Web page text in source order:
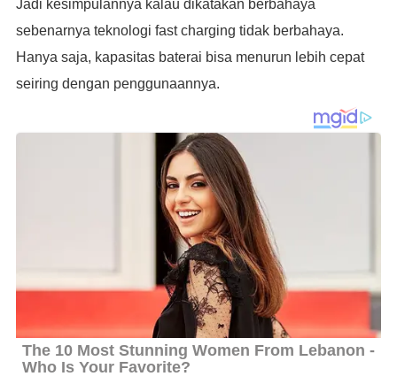
Jadi kesimpulannya kalau dikatakan berbahaya
sebenarnya teknologi fast charging tidak berbahaya.
Hanya saja, kapasitas baterai bisa menurun lebih cepat
seiring dengan penggunaannya.